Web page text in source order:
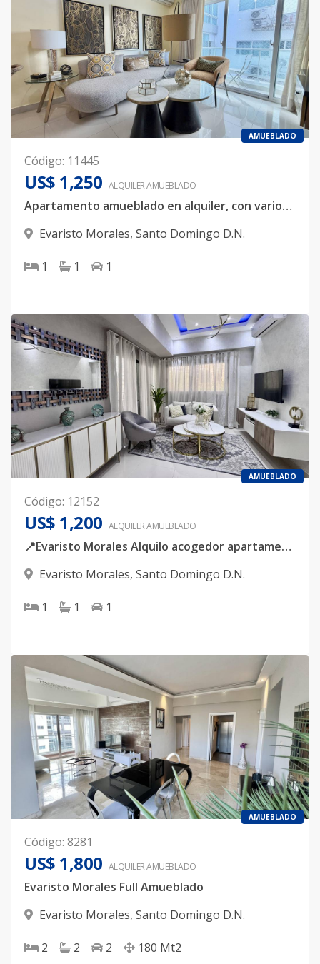
AMUEBLADO
Código: 11445
US$ 1,250 ALQUILERAMUEBLADO
Apartamento amueblado en alquiler, con varios servicios incluidos, ubicado en Evaristo Morales
Evaristo Morales, Santo Domingo D.N.
1 1 1
AMUEBLADO
Código: 12152
US$ 1,200 ALQUILERAMUEBLADO
📍Evaristo Morales Alquilo acogedor apartamento de 1 habitación completamente amoblado, ubicado en Evaristo Morales a pocos metros de la Churchill.
Evaristo Morales, Santo Domingo D.N.
1 1 1
AMUEBLADO
Código: 8281
US$ 1,800 ALQUILERAMUEBLADO
Evaristo Morales Full Amueblado
Evaristo Morales, Santo Domingo D.N.
2 2 2 180 Mt2